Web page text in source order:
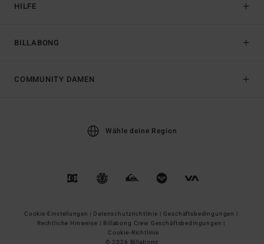
HILFE
BILLABONG
COMMUNITY DAMEN
Wähle deine Region
Cookie-Einstellungen | Datenschutzrichtlinie | Geschäftsbedingungen |
Rechtliche Hinweise | Billabong Crew Geschäftsbedingungen |
Cookie-Richtlinie